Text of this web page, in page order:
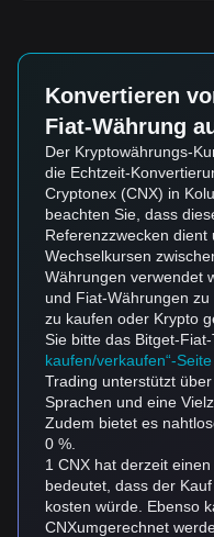
Konvertieren
Fiat-Währung
Der Kryptowährungs-
die Echtzeit-
Cryptonex (CNX) in
beachten Sie, dass
Referenzzwecken
Wechselkursen
Währungen verwendet
und Fiat-Währungen
zu kaufen oder Krypto
Sie bitte das Bitget-
kaufen/verkaufen“-
Trading unterstützt
Sprachen und eine
Zudem bietet es
0 %.
1 CNX hat derzeit
bedeutet, dass der
kosten würde. Ebenso
CNXumgerechnet